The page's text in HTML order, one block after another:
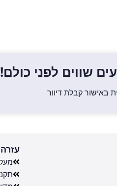
שווים לפני כולם!
באישור קבלת דיוור